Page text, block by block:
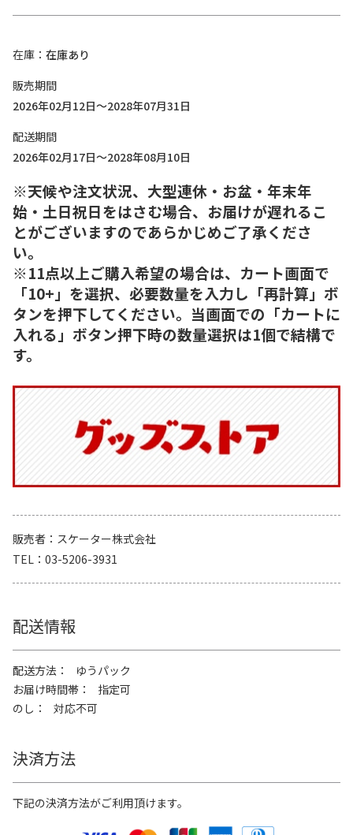
在庫
在庫あり
販売期間
2026年02月12日～2028年07月31日
配送期間
2026年02月17日～2028年08月10日
※天候や注文状況、大型連休・お盆・年末年
始・土日祝日をはさむ場合、お届けが遅れるこ
とがございますのであらかじめご了承くださ
い。
※11点以上ご購入希望の場合は、カート画面で
「10+」を選択、必要数量を入力し「再計算」ボ
タンを押下してください。当画面での「カートに
入れる」ボタン押下時の数量選択は1個で結構で
す。
販売者
スケーター株式会社
TEL
03-5206-3931
配送情報
配送方法
ゆうパック
お届け時間帯
指定可
のし
対応不可
決済方法
下記の決済方法がご利用頂けます。